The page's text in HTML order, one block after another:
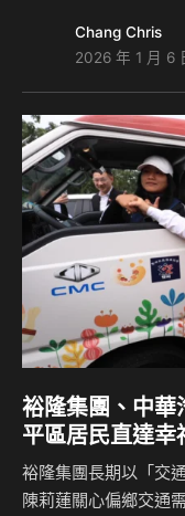
元，提供集團本業汽
高效拖吊車隊、免費
期復原，以捐贈車輛
署災後重建每一階段
劃中，裕隆汽車捐助
與捐贈車輛支持在地
隆汽車與裕隆日產團
Chang Chris
2026 年 1 月 6
裕隆集團、中
平區居民直達幸
裕隆集團長期以「交
陳莉蓮關心偏鄉交通